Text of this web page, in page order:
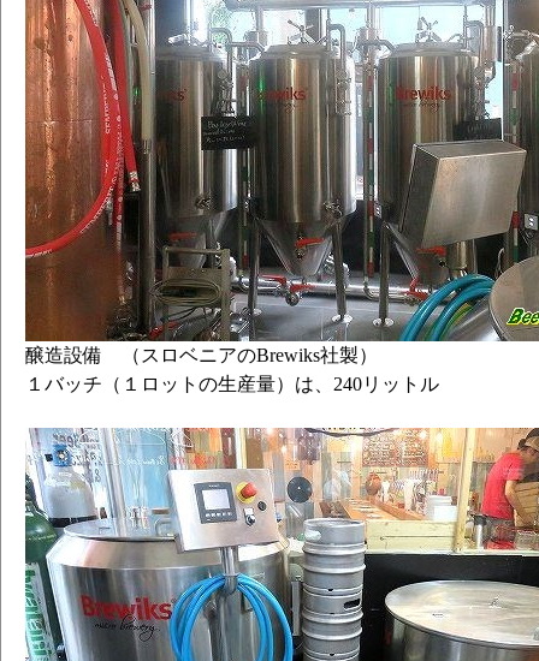
醸造設備 （スロベニアのBrewiks社製）
１バッチ（１ロットの生産量）は、240リットル